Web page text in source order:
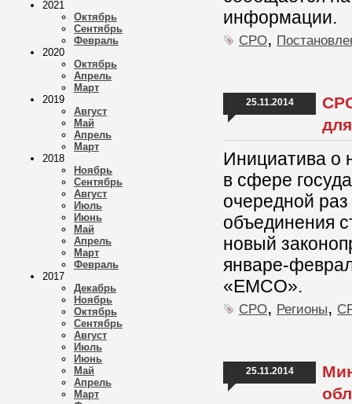
2021
Октябрь
Сентябрь
Февраль
2020
Октябрь
Апрель
Март
2019
Август
Май
Апрель
Март
2018
Ноябрь
Сентябрь
Август
Июль
Июнь
Май
Апрель
Март
Февраль
2017
Декабрь
Ноябрь
Октябрь
Сентябрь
Август
Июль
Июнь
Май
Апрель
Март
информации.
СРО,
25.11.2014
Инициатива о
в сфере
очередной
объединения
новый
январе-
«ЕМСО».
СРО, Регионы,
25.11.2014